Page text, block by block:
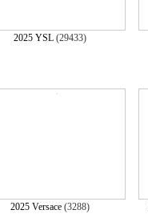
2025 YSL(29433)
2025 Versace(3288)